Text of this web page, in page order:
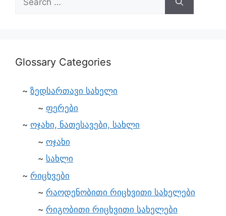
Glossary Categories
ზედსართავი სახელი
ფერები
ოჯახი, ნათესავები, სახლი
ოჯახი
სახლი
რიცხვები
რაოდენობითი რიცხვითი სახელები
რიგობითი რიცხვითი სახელები